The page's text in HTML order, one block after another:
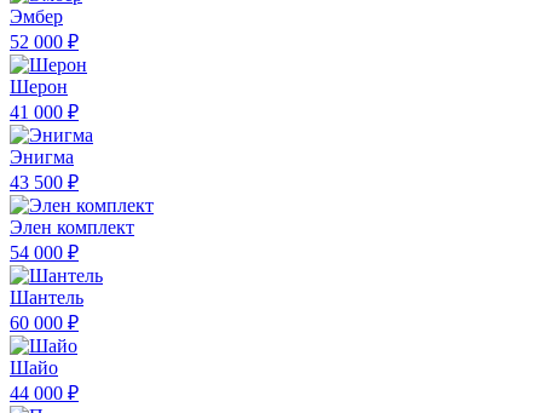
Эмбер
52 000 ₽
Шерон
41 000 ₽
Энигма
43 500 ₽
Элен комплект
54 000 ₽
Шантель
60 000 ₽
Шайо
44 000 ₽